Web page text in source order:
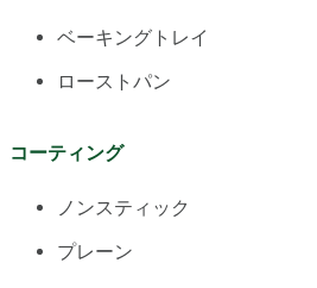
ベーキングトレイ
ローストパン
コーティング
ノンスティック
プレーン